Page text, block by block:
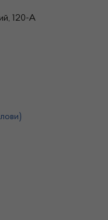
120-А